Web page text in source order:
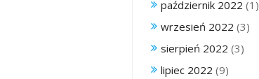
październik 2022 (1)
wrzesień 2022 (3)
sierpień 2022 (3)
lipiec 2022 (9)